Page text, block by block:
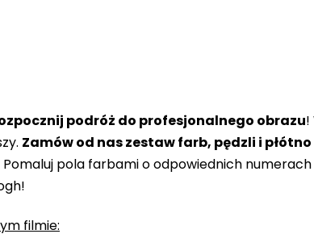
podróż do profesjonalnego obrazu!
Zamów od nas zestaw farb, pędzli i płótno
pola farbami o odpowiednich
filmie: